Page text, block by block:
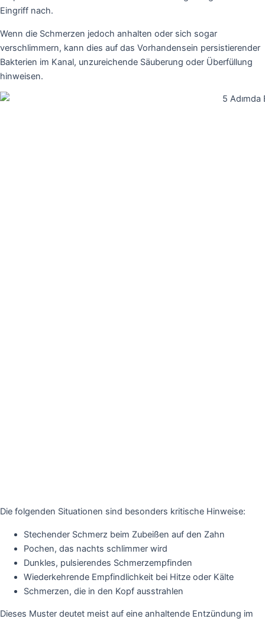
Eingriff nach.
Wenn die Schmerzen jedoch anhalten oder sich sogar
verschlimmern, kann dies auf das Vorhandensein persistierender
Bakterien im Kanal, unzureichende Säuberung oder Überfüllung
hinweisen.
Die folgenden Situationen sind besonders kritische Hinweise:
Stechender Schmerz beim Zubeißen auf den Zahn
Pochen, das nachts schlimmer wird
Dunkles, pulsierendes Schmerzempfinden
Wiederkehrende Empfindlichkeit bei Hitze oder Kälte
Schmerzen, die in den Kopf ausstrahlen
Dieses Muster deutet meist auf eine anhaltende Entzündung im